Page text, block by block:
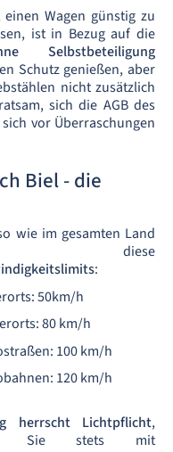
Wagen günstig zu
ist in Bezug auf die
Selbstbeteiligung
Schutz genießen, aber
nicht zusätzlich
sich die AGB des
vor Überraschungen
Biel - die
wie im gesamten Land
diese
:
50km/h
80 km/h
100 km/h
120 km/h
herrscht Lichtpflicht,
Sie stets mit